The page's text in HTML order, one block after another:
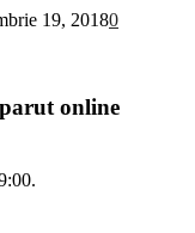
19, 20180
online